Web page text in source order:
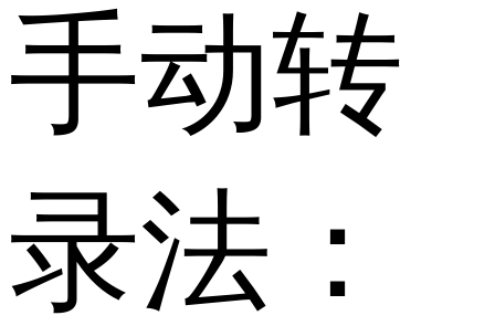
手动转
录法：